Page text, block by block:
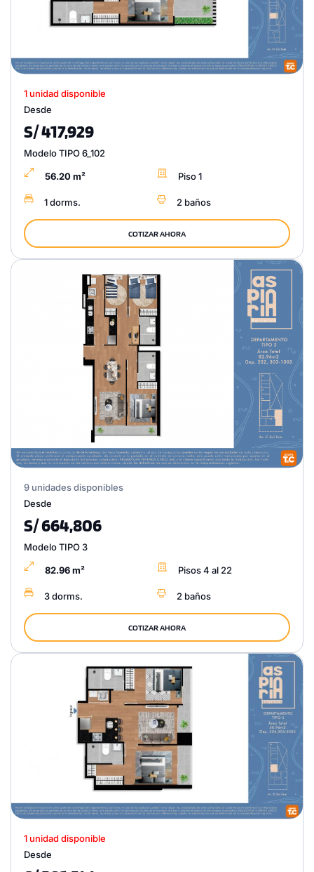
1 unidad disponible
Desde
S/ 417,929
Modelo TIPO 6_102
56.20 m² Piso 1
1 dorms. 2 baños
COTIZAR AHORA
9 unidades disponibles
Desde
S/ 664,806
Modelo TIPO 3
82.96 m² Pisos 4 al 22
3 dorms. 2 baños
COTIZAR AHORA
1 unidad disponible
Desde